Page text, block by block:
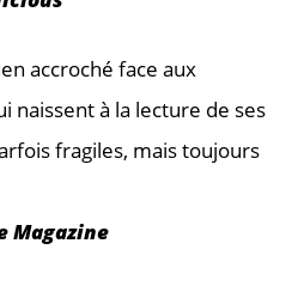
accroché face aux
naissent à la lecture de ses
fragiles, mais toujours
Magazine